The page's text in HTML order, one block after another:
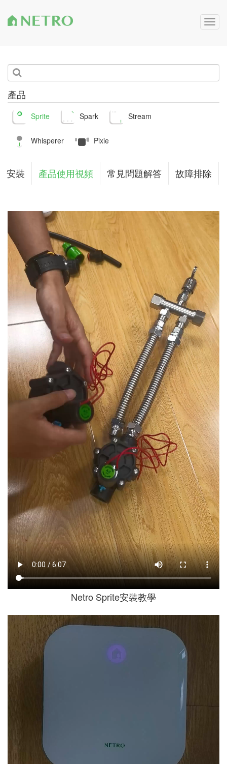
產品
Sprite Spark Stream
Whisperer Pixie
安裝 產品使用視頻 常見問題解答 故障排除
Netro Sprite安裝教學